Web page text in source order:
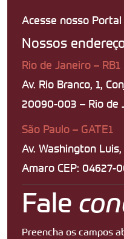
Acesse nosso
Nossos
Rio de Janeiro – RB1
Av. Rio Branco, 1,
20090-003 – Rio de
São Paulo – GATE1
Av. Washington
Amaro CEP: 04627-
Fale
Preencha os campos